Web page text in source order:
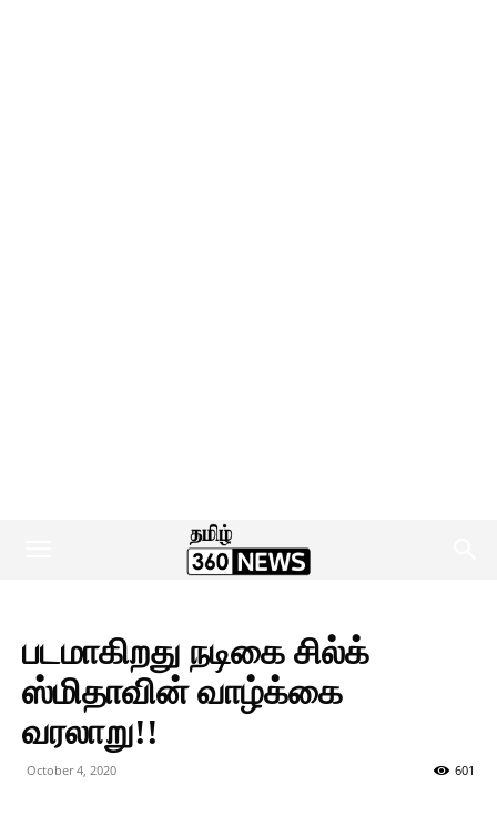
படமாகிறது நடிகை சில்க்
ஸ்மிதாவின் வாழ்க்கை
வரலாறு!!
October 4, 2020 601